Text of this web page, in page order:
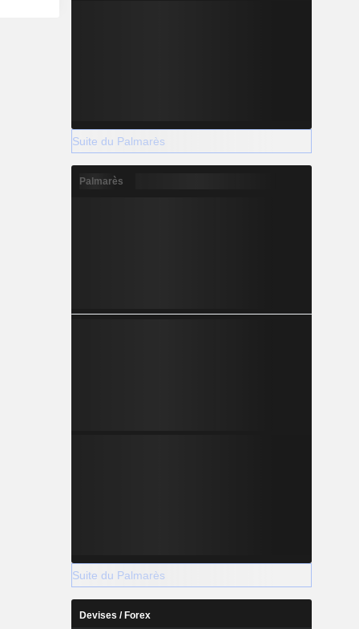
Suite du Palmarès
Palmarès
Suite du Palmarès
Devises / Forex